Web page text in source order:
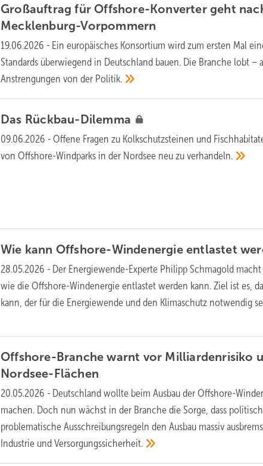
Großauftrag für Offshore-Konverter geht
Mecklenburg-Vorpommern
19.06.2026 - Ein europäisches Konsortium wird zum ersten Mal
Standards überwiegend in Deutschland bauen. Die Branche lobt –
Anstrengungen von der Politik.
Das Rückbau-Dilemma
09.06.2026 - Offene Fragen zu Kolkschutzsteinen und
von Offshore-Windparks in der Nordsee neu zuverhandeln.
Wie kann Offshore-Windenergie entlastet
28.05.2026 - Der Energiewende-Experte Philipp Schmagold
wie die Offshore-Windenergie entlastet werden kann. Ziel ist es,
kann, der für die Energiewende und den Klimaschutz notwendig
Offshore-Branche warnt vor Milliardenrisiko
Nordsee-Flächen
20.05.2026 - Deutschland wollte beim Ausbau der Offshore-
machen. Doch nun wächst in der Branche die Sorge, dass
problematische Ausschreibungsregeln den Ausbau massiv
Industrie undVersorgungssicherheit.